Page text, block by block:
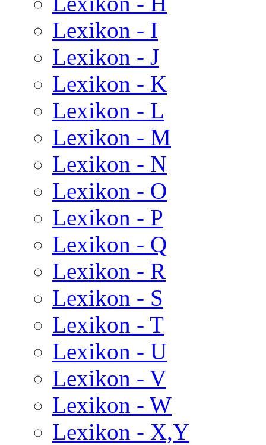
Lexikon - I
Lexikon - J
Lexikon - K
Lexikon - L
Lexikon - M
Lexikon - N
Lexikon - O
Lexikon - P
Lexikon - Q
Lexikon - R
Lexikon - S
Lexikon - T
Lexikon - U
Lexikon - V
Lexikon - W
Lexikon - X,Y